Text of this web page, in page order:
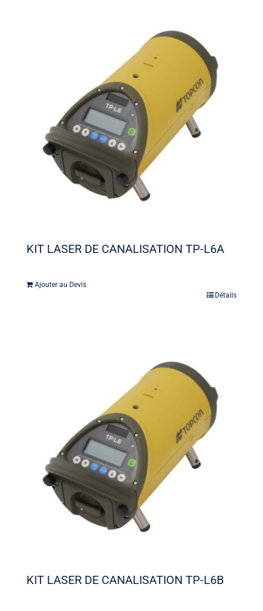
KIT LASER DE CANALISATION TP-L6A
Ajouter au Devis
Détails
KIT LASER DE CANALISATION TP-L6B